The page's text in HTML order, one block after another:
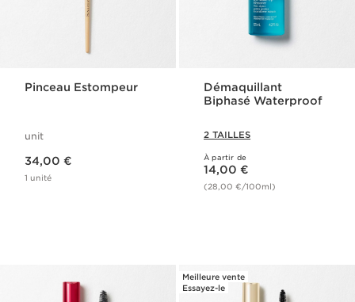
Pinceau Estompeur
unit
34,00 €
1 unité
Démaquillant
Biphasé Waterproof
2 TAILLES
À partir de
Nouveau prix 14,00 €
14,00 €
(28,00 €/100ml)
Meilleure vente
Essayez-le